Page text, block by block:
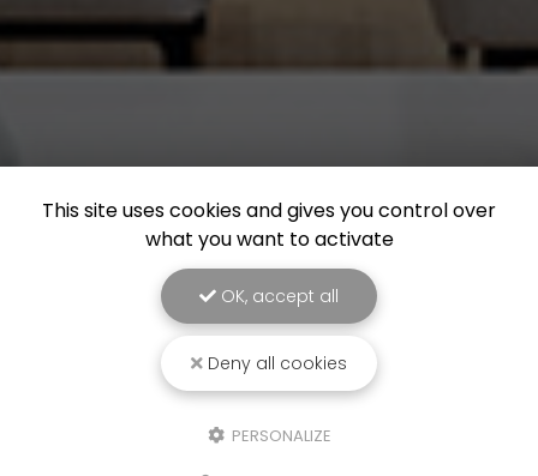
This site uses cookies and gives you control over
what you want to activate
OK, accept all
Deny all cookies
PERSONALIZE